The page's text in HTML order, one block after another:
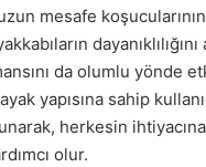
mesafe
dayanıklılığını
da olumlu yönde
yapısına sahip
herkesin
olur.